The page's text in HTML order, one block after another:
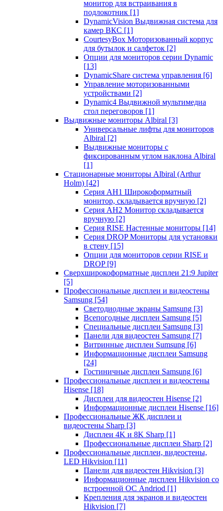
монитор для встраивания в
подлокотник [1]
DynamicVision Выдвижная система для
камер ВКС [1]
CourtesyBox Моторизованный корпус
для бутылок и салфеток [2]
Опции для мониторов серии Dynamic
[13]
DynamicShare система управления [6]
Управление моторизованными
устройствами [2]
Dynamic4 Выдвижной мультимедиа
стол переговоров [1]
Выдвижные мониторы Albiral [3]
Универсальные лифты для мониторов
Albiral [2]
Выдвижные мониторы с
фиксированным углом наклона Albiral
[1]
Стационарные мониторы Albiral (Arthur
Holm) [42]
Серия AH1 Широкоформатный
монитор, складывается вручную [2]
Серия AH2 Монитор складывается
вручную [2]
Серия RISE Настенные мониторы [14]
Серия DROP Мониторы для установки
в стену [15]
Опции для мониторов серии RISE и
DROP [9]
Сверхширокоформатные дисплеи 21:9 Jupiter
[5]
Профессиональные дисплеи и видеостены
Samsung [54]
Светодиодные экраны Samsung [3]
Всепогодные дисплеи Samsung [5]
Специальные дисплеи Samsung [3]
Панели для видеостен Samsung [7]
Витринные дисплеи Sumsung [6]
Информационные дисплеи Samsung
[24]
Гостиничные дисплеи Samsung [6]
Профессиональные дисплеи и видеостены
Hisense [18]
Дисплеи для видеостен Hisense [2]
Информационные дисплеи Hisense [16]
Профессиональные ЖК дисплеи и
видеостены Sharp [3]
Дисплеи 4K и 8K Sharp [1]
Профессиональные дисплеи Sharp [2]
Профессиональные дисплеи, видеостены,
LED Hikvision [11]
Панели для видеостен Hikvision [3]
Информационные дисплеи Hikvision со
встроенной ОС Andriod [1]
Крепления для экранов и видеостен
Hikvision [7]